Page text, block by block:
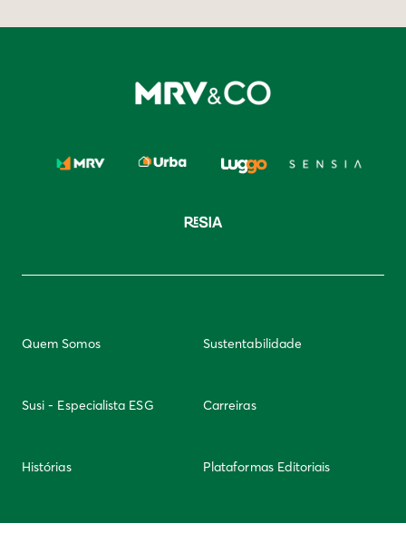
Quem Somos Sustentabilidade
Susi - Especialista ESG Carreiras
Histórias Plataformas Editoriais
Newsletter Integridade